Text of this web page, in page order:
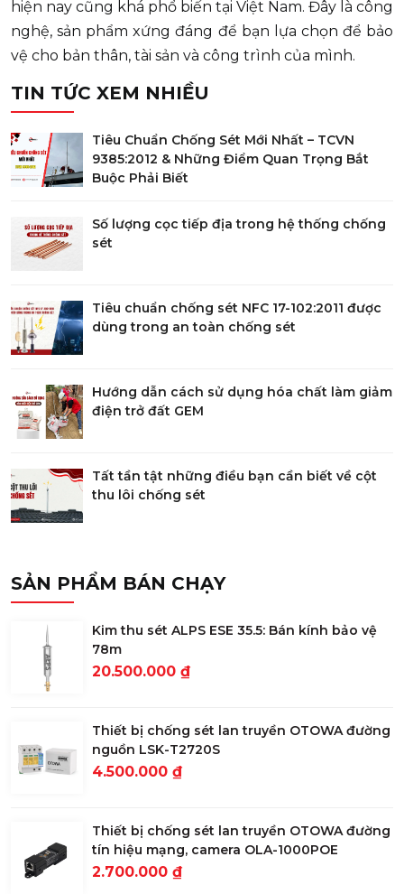
hiện nay cũng khá phổ biến tại Việt Nam. Đây là công
nghệ, sản phẩm xứng đáng để bạn lựa chọn để bảo
vệ cho bản thân, tài sản và công trình của mình.
TIN TỨC XEM NHIỀU
Tiêu Chuẩn Chống Sét Mới Nhất – TCVN
9385:2012 & Những Điểm Quan Trọng Bắt
Buộc Phải Biết
Số lượng cọc tiếp địa trong hệ thống chống
sét
Tiêu chuẩn chống sét NFC 17-102:2011 được
dùng trong an toàn chống sét
Hướng dẫn cách sử dụng hóa chất làm giảm
điện trở đất GEM
Tất tần tật những điều bạn cần biết về cột
thu lôi chống sét
SẢN PHẨM BÁN CHẠY
Kim thu sét ALPS ESE 35.5: Bán kính bảo vệ
78m
20.500.000 ₫
Thiết bị chống sét lan truyền OTOWA đường
nguồn LSK-T2720S
4.500.000 ₫
Thiết bị chống sét lan truyền OTOWA đường
tín hiệu mạng, camera OLA-1000POE
2.700.000 ₫